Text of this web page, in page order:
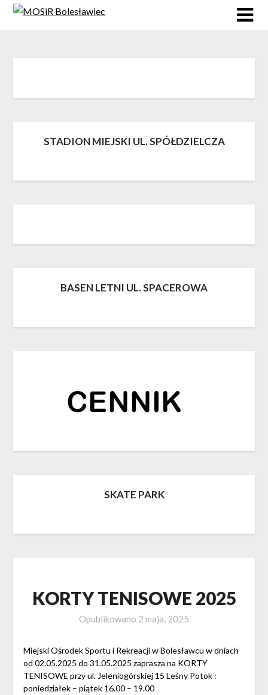
Skip
STADION MIEJSKI UL. SPÓŁDZIELCZA
BASEN LETNI UL. SPACEROWA
SKATE PARK
KORTY TENISOWE 2025
Opublikowano 2 maja, 2025
Miejski Ośrodek Sportu i Rekreacji w Bolesławcu w dniach
od 02.05.2025 do 31.05.2025 zaprasza na KORTY
TENISOWE przy ul. Jeleniogórskiej 15 Leśny Potok :
poniedziałek – piątek 16.00 – 19.00